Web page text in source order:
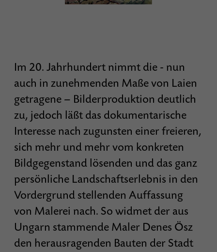
Im 20. Jahrhundert nimmt die - nun
auch in zunehmenden Maße von Laien
getragene – Bilderproduktion deutlich
zu, jedoch läßt das dokumentarische
Interesse nach zugunsten einer freieren,
sich mehr und mehr vom konkreten
Bildgegenstand lösenden und das ganz
persönliche Landschaftserlebnis in den
Vordergrund stellenden Auffassung
von Malerei nach. So widmet der aus
Ungarn stammende Maler Denes Ösz
den herausragenden Bauten der Stadt